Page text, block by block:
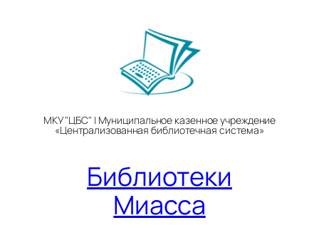
МКУ "ЦБС" | Муниципальное казенное учреждение
«Централизованная библиотечная система»
Библиотеки
Миасса